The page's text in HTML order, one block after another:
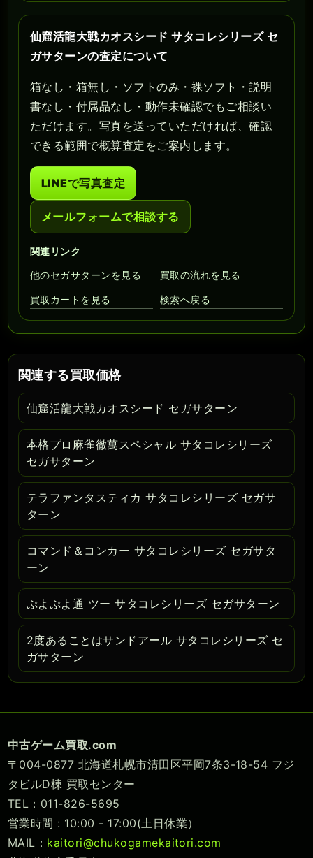
仙窟活龍大戦カオスシード サタコレシリーズ セ
ガサターンの査定について
箱なし・箱無し・ソフトのみ・裸ソフト・説明
書なし・付属品なし・動作未確認でもご相談い
ただけます。写真を送っていただければ、確認
できる範囲で概算査定をご案内します。
LINEで写真査定
メールフォームで相談する
関連リンク
他のセガサターンを見る
買取の流れを見る
買取カートを見る 検索へ戻る
関連する買取価格
仙窟活龍大戦カオスシード セガサターン
本格プロ麻雀徹萬スペシャル サタコレシリーズ
セガサターン
テラファンタスティカ サタコレシリーズ セガサ
ターン
コマンド＆コンカー サタコレシリーズ セガサタ
ーン
ぷよぷよ通 ツー サタコレシリーズ セガサターン
2度あることはサンドアール サタコレシリーズ セ
ガサターン
中古ゲーム買取.com
〒004-0877 北海道札幌市清田区平岡7条3-18-54 フジ
タビルD棟 買取センター
TEL：011-826-5695
営業時間 : 10:00 - 17:00(土日休業）
MAIL： kaitori@chukogamekaitori.com